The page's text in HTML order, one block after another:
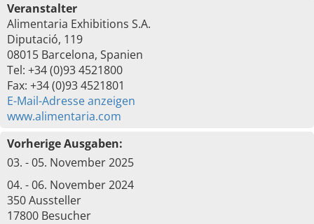
Veranstalter
Alimentaria Exhibitions S.A.
Diputació, 119
08015 Barcelona, Spanien
Tel: +34 (0)93 4521800
Fax: +34 (0)93 4521801
E-Mail-Adresse anzeigen
www.alimentaria.com
Vorherige Ausgaben:
03. - 05. November 2025
04. - 06. November 2024
350 Aussteller
17800 Besucher